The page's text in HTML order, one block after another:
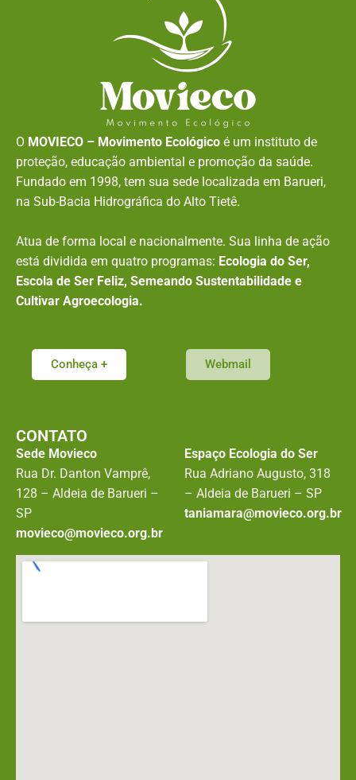
O MOVIECO – Movimento Ecológico é um instituto de
proteção, educação ambiental e promoção da saúde.
Fundado em 1998, tem sua sede localizada em Barueri,
na Sub-Bacia Hidrográfica do Alto Tietê.
Atua de forma local e nacionalmente. Sua linha de ação
está dividida em quatro programas: Ecologia do Ser,
Escola de Ser Feliz, Semeando Sustentabilidade e
Cultivar Agroecologia.
Conheça + Webmail
CONTATO
Sede Movieco
Rua Dr. Danton Vamprê,
128 – Aldeia de Barueri –
SP
movieco@movieco.org.br
Espaço Ecologia do Ser
Rua Adriano Augusto, 318
– Aldeia de Barueri – SP
taniamara@movieco.org.br